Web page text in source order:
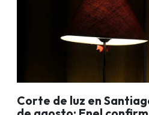
Corte de luz en